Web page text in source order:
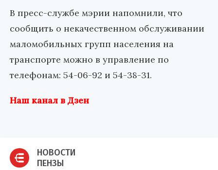
В пресс-службе мэрии напомнили, что
сообщить о некачественном обслуживании
маломобильных групп населения на
транспорте можно в управление по
телефонам: 54-06-92 и 54-38-31.
Наш канал в Дзен
НОВОСТИ
ПЕНЗЫ